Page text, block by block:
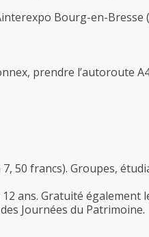
Bourg-en-Bresse
prendre l’autoroute
50 francs). Groupes,
ans. Gratuité également
Journées du Patrimoine.